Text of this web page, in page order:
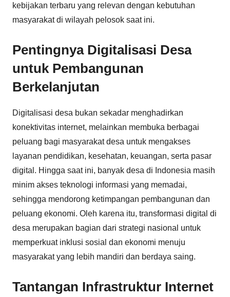
kebijakan terbaru yang relevan dengan kebutuhan
masyarakat di wilayah pelosok saat ini.
Pentingnya Digitalisasi Desa
untuk Pembangunan
Berkelanjutan
Digitalisasi desa bukan sekadar menghadirkan
konektivitas internet, melainkan membuka berbagai
peluang bagi masyarakat desa untuk mengakses
layanan pendidikan, kesehatan, keuangan, serta pasar
digital. Hingga saat ini, banyak desa di Indonesia masih
minim akses teknologi informasi yang memadai,
sehingga mendorong ketimpangan pembangunan dan
peluang ekonomi. Oleh karena itu, transformasi digital di
desa merupakan bagian dari strategi nasional untuk
memperkuat inklusi sosial dan ekonomi menuju
masyarakat yang lebih mandiri dan berdaya saing.
Tantangan Infrastruktur Internet